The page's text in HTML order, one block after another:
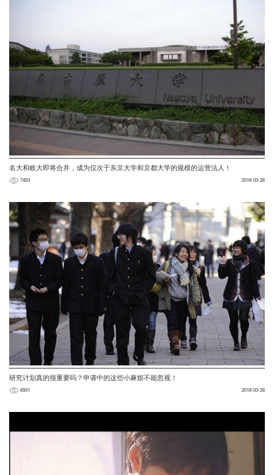
名大和岐大即将合并，成为仅次于东京大学和京都大学的规模的运营法人！
7453 2018-03-26
研究计划真的很重要吗？申请中的这些小麻烦不能忽视！
6931 2018-03-26